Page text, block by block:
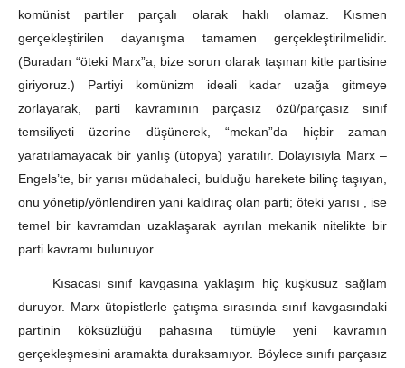
komünist partiler parçalı olarak haklı olamaz. Kısmen
gerçekleştirilen dayanışma tamamen gerçekleştiriImelidir.
(Buradan “öteki Marx”a, bize sorun olarak taşınan kitle partisine
giriyoruz.) Partiyi komünizm ideali kadar uzağa gitmeye
zorlayarak, parti kavramının parçasız özü/parçasız sınıf
temsiliyeti üzerine düşünerek, “mekan”da hiçbir zaman
yaratılamayacak bir yanlış (ütopya) yaratılır. Dolayısıyla Marx –
Engels’te, bir yarısı müdahaleci, bulduğu harekete bilinç taşıyan,
onu yönetip/yönlendiren yani kaldıraç olan parti; öteki yarısı , ise
temel bir kavramdan uzaklaşarak ayrılan mekanik nitelikte bir
parti kavramı bulunuyor.
Kısacası sınıf kavgasına yaklaşım hiç kuşkusuz sağlam
duruyor. Marx ütopistlerle çatışma sırasında sınıf kavgasındaki
partinin köksüzlüğü pahasına tümüyle yeni kavramın
gerçekleşmesini aramakta duraksamıyor. Böylece sınıfı parçasız